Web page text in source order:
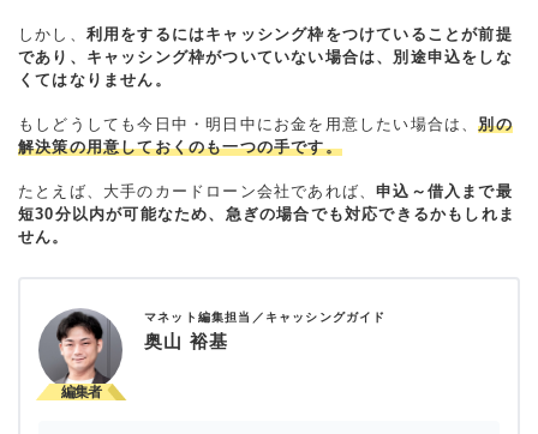
しかし、 利用をするにはキャッシング枠をつけていることが前提
であり、キャッシング枠がついていない場合は、別途申込をしな
くてはなりません。
もしどうしても今日中・明日中にお金を用意したい場合は、別の
解決策の用意しておくのも一つの手です。
たとえば、大手のカードローン会社であれば、申込～借入まで最
短30分以内が可能なため、急ぎの場合でも対応できるかもしれま
せん。
マネット編集担当／キャッシングガイド
奥山 裕基